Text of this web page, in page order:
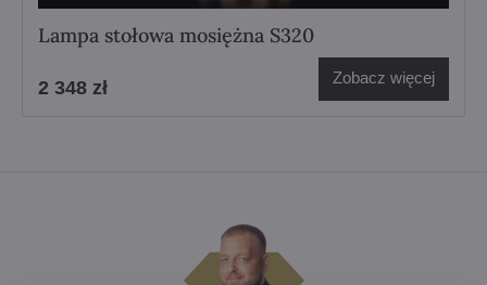
Lampa stołowa mosiężna S320
2 348 zł Zobacz więcej